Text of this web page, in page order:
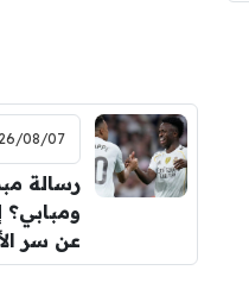
08/07 - 02:22
رسالة
ومبابي؟
عن سر